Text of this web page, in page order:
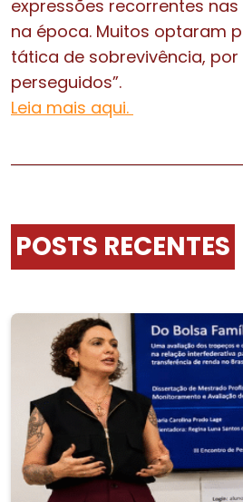
expressões recorrentes
na época. Muitos optaram
tática de sobrevivência,
perseguidos”.
Leia mais aqui.
POSTS RECENTES